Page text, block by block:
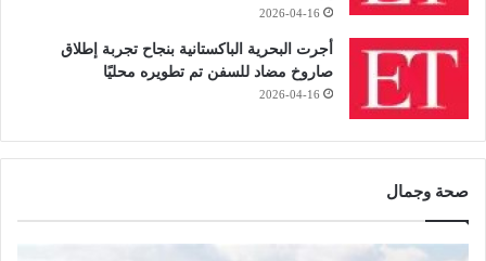
2026-04-16
أجرت البحرية الباكستانية بنجاح تجربة إطلاق
صاروخ مضاد للسفن تم تطويره محليًا
2026-04-16
صحة وجمال